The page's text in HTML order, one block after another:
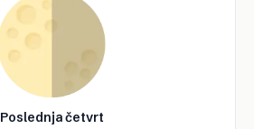
Poslednja četvrt